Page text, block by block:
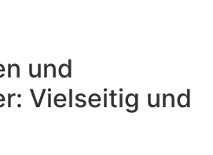
und
Vielseitig und